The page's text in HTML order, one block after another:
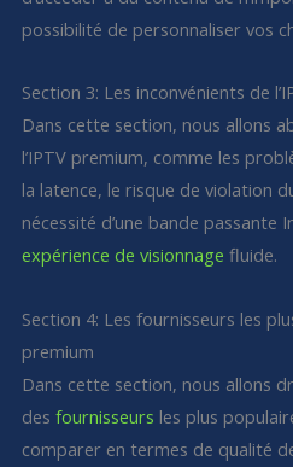
possibilité de personnaliser vos
Section 3: Les inconvénients de
Dans cette section, nous allons
l’IPTV premium, comme les
la latence, le risque de violation
nécessité d’une bande
expérience de visionnage fluide.
Section 4: Les fournisseurs les
premium
Dans cette section, nous allons
des fournisseurs les plus
comparer en termes de qualité